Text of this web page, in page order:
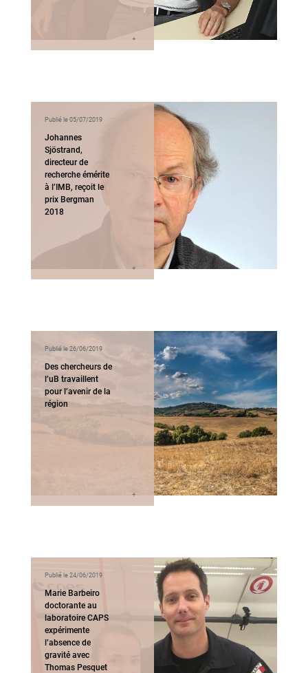
Publié le 05/07/2019
Johannes
Sjöstrand,
directeur de
recherche émérite
à l’IMB, reçoit le
prix Bergman
2018
Publié le 26/06/2019
Des chercheurs de
l’uB travaillent
pour l’avenir de la
région
Publié le 24/06/2019
Marie Barbeiro
doctorante au
laboratoire CAPS
expérimente
l’absence de
gravité avec
Thomas Pesquet